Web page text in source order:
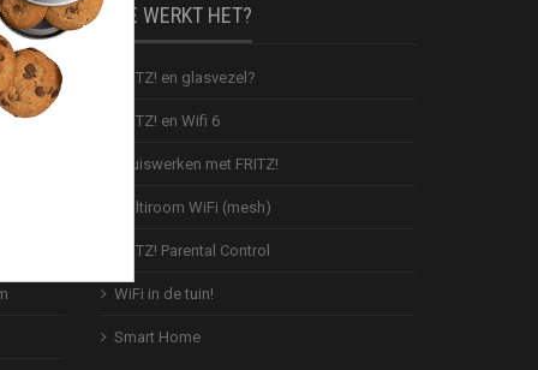
HOE WERKT HET?
FRITZ! en glasvezel?
FRITZ! en Wifi 6
Thuiswerken met FRITZ!
Multiroom WiFi (mesh)
FRITZ! Parental Control
WiFi in de tuin!
Smart Home